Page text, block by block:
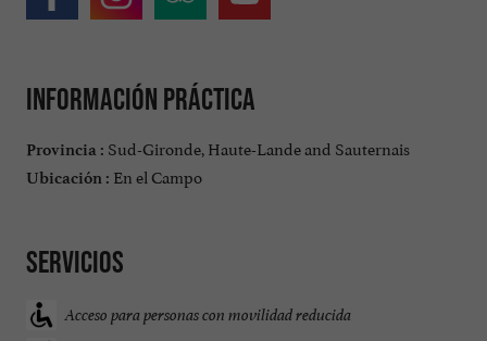
Información práctica
Provincia : Sud-Gironde, Haute-Lande and Sauternais
Ubicación : En el Campo
Servicios
Acceso para personas con movilidad reducida